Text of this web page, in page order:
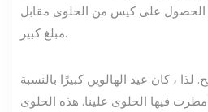
على كيس من الحلوى مقابل
مبلغ كبير.
لذا ، كان عيد الهالوين كبيرًا بالنسبة
أمطرت فيها الحلوى علينا. هذه الحلوى